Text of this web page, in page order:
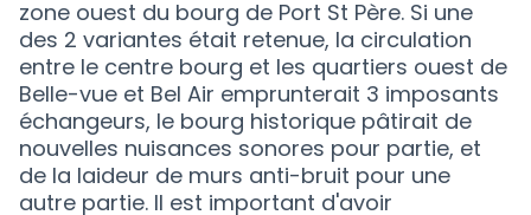
zone ouest du bourg de Port St Père. Si une
des 2 variantes était retenue, la circulation
entre le centre bourg et les quartiers ouest de
Belle-vue et Bel Air emprunterait 3 imposants
échangeurs, le bourg historique pâtirait de
nouvelles nuisances sonores pour partie, et
de la laideur de murs anti-bruit pour une
autre partie. Il est important d'avoir